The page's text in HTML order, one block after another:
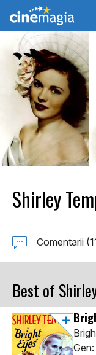
Shirley
Comentarii
Best of